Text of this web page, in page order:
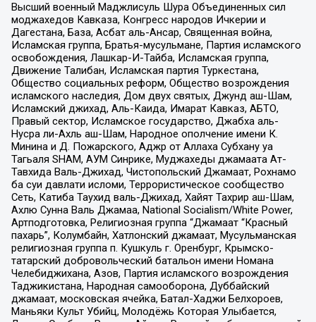
Высший военный Маджлисуль Шура Объединенных сил
моджахедов Кавказа, Конгресс народов Ичкерии и
Дагестана, База, Асбат аль-Ансар, Священная война,
Исламская группа, Братья-мусульмане, Партия исламского
освобождения, Лашкар-И-Тайба, Исламская группа,
Движение Талибан, Исламская партия Туркестана,
Общество социальных реформ, Общество возрождения
исламского наследия, Дом двух святых, Джунд аш-Шам,
Исламский джихад, Аль-Каида, Имарат Кавказ, АБТО,
Правый сектор, Исламское государство, Джабха аль-
Нусра ли-Ахль аш-Шам, Народное ополчение имени К.
Минина и Д. Пожарского, Аджр от Аллаха Субхану уа
Тагьаля SHAM, АУМ Синрике, Муджахеды джамаата Ат-
Тавхида Валь-Джихад, Чистопольский Джамаат, Рохнамо
ба суи давлати исломи, Террористическое сообщество
Сеть, Катиба Таухид валь-Джихад, Хайят Тахрир аш-Шам,
Ахлю Сунна Валь Джамаа, National Socialism/White Power,
Артподготовка, Религиозная группа “Джамаат “Красный
пахарь”, Колумбайн, Хатлонский джамаат, Мусульманская
религиозная группа п. Кушкуль г. Оренбург, Крымско-
татарский добровольческий батальон имени Номана
Челебиджихана, Азов, Партия исламского возрождения
Таджикистана, Народная самооборона, Дуббайский
джамаат, московская ячейка, Батал-Хаджи Белхороев,
Маньяки Культ Убийц, Молодёжь Которая Улыбается,